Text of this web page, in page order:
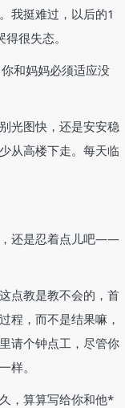
我挺难过，以后的1
很失态。
和妈妈必须适应没
光图快，还是安安稳
从高楼下走。每天临
，还是忍着点儿吧——
点教是教不会的，首
程，而不是结果嘛，
请个钟点工，尽管你
样。
，算算写给你和他*